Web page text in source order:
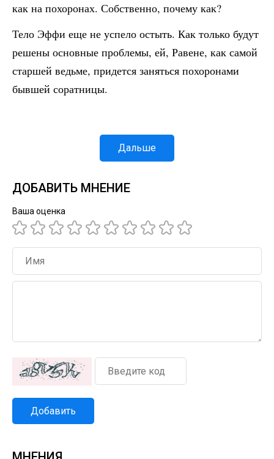
как на похоронах. Собственно, почему как?
Тело Эффи еще не успело остыть. Как только будут
решены основные проблемы, ей, Равене, как самой
старшей ведьме, придется заняться похоронами
бывшей соратницы.
Дальше
ДОБАВИТЬ МНЕНИЕ
Ваша оценка
Добавить